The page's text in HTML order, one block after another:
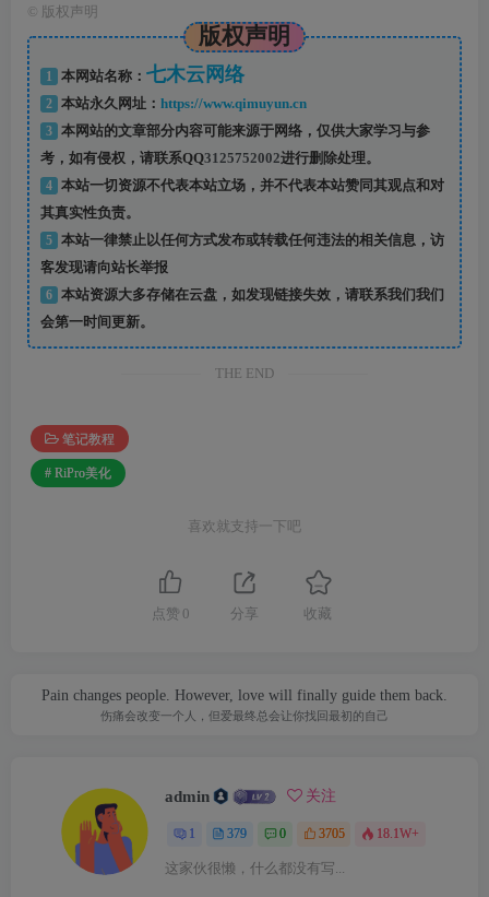
版权声明
版权声明
1 本网站名称： 七木云网络
2 本站永久网址： https://www.qimuyun.cn
3
本网站的文章部分内容可能来源于网络，仅供大家学习与参
考，如有侵权，请联系QQ3125752002进行删除处理。
4
本站一切资源不代表本站立场，并不代表本站赞同其观点和对
其真实性负责。
5
本站一律禁止以任何方式发布或转载任何违法的相关信息，访
客发现请向站长举报
6
本站资源大多存储在云盘，如发现链接失效，请联系我们我们
会第一时间更新。
THE END
笔记教程
# RiPro美化
喜欢就支持一下吧
点赞 0 分享 收藏
Pain changes people. However, love will finally guide them back.
伤痛会改变一个人，但爱最终总会让你找回最初的自己
admin 关注
1 379 0 3705 18.1W+
这家伙很懒，什么都没有写...